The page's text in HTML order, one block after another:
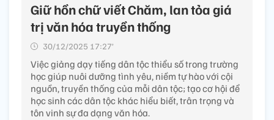
Giữ hồn chữ viết Chăm, lan tỏa giá
trị văn hóa truyền thống
30/12/2025 17:27’
Việc giảng dạy tiếng dân tộc thiểu số trong trường
học giúp nuôi dưỡng tình yêu, niềm tự hào với cội
nguồn, truyền thống của mỗi dân tộc; tạo cơ hội để
học sinh các dân tộc khác hiểu biết, trân trọng và
tôn vinh sự đa dạng văn hóa.